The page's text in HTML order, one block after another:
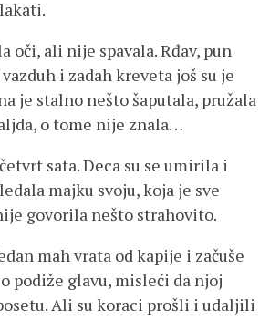
oči, ali nije spavala. Rđav, pun
i zadah kreveta još su je
je stalno nešto šaputala, pružala
o tome nije znala…
sata. Deca su se umirila i
majku svoju, koja je sve
govorila nešto strahovito.
mah vrata od kapije i začuše
podiže glavu, misleći da njoj
Ali su koraci prošli i udaljili